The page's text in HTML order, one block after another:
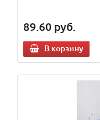
89.60 руб.
В корзину